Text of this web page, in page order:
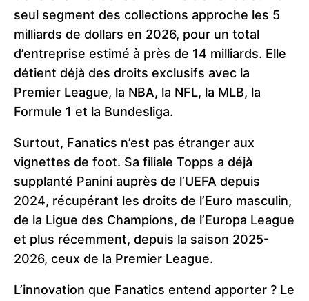
seul segment des collections approche les 5
milliards de dollars en 2026, pour un total
d’entreprise estimé à près de 14 milliards. Elle
détient déjà des droits exclusifs avec la
Premier League, la NBA, la NFL, la MLB, la
Formule 1 et la Bundesliga.
Surtout, Fanatics n’est pas étranger aux
vignettes de foot. Sa filiale Topps a déjà
supplanté Panini auprès de l’UEFA depuis
2024, récupérant les droits de l’Euro masculin,
de la Ligue des Champions, de l’Europa League
et plus récemment, depuis la saison 2025-
2026, ceux de la Premier League.
L’innovation que Fanatics entend apporter ? Le